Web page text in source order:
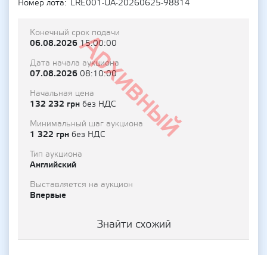
Номер лота
LRE001-UA-20260625-98814
Архивный
Конечный срок подачи
06.08.202615:00:00
Дата начала аукциона
07.08.2026 08:10:00
Начальная цена
132 232 грн без НДС
Минимальный шаг аукциона
1 322 грн без НДС
Тип аукциона
Английский
Выставляется на аукцион
Впервые
Знайти схожий